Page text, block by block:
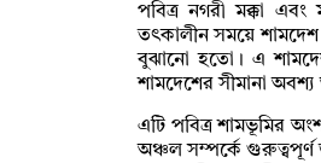
পবিত্র নগরী মক্কা
তৎকালীন সময়ে শামদেশ
বুঝানো হতো। এ
শামদেশের সীমানা
এটি পবিত্র শামভূমির
অঞ্চল সম্পর্কে গুরুত্বপূর্ণ